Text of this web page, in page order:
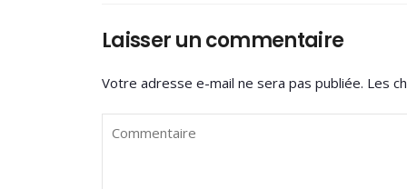
Laisser un commentaire
Votre adresse e-mail ne sera pas publiée. Les